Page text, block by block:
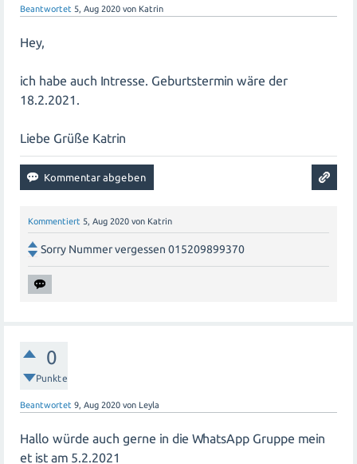
Beantwortet 5, Aug 2020 von Katrin
Hey,
ich habe auch Intresse. Geburtstermin wäre der
18.2.2021.
Liebe Grüße Katrin
Kommentiert 5, Aug 2020 von Katrin
Sorry Nummer vergessen 015209899370
0
Punkte
Beantwortet 9, Aug 2020 von Leyla
Hallo würde auch gerne in die WhatsApp Gruppe mein
et ist am 5.2.2021